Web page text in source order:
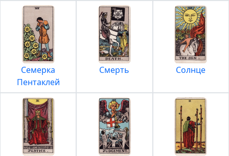
Семерка
Пентаклей
Смерть Солнце